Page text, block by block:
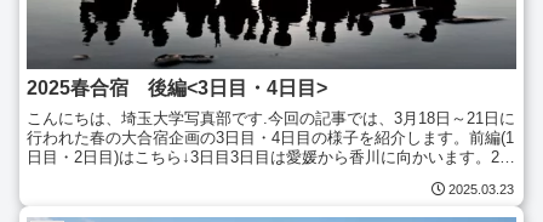
2025春合宿 後編<3日目・4日目>
こんにちは、埼玉大学写真部です.今回の記事では、3月18日～21日に
行われた春の大合宿企画の3日目・4日目の様子を紹介します。前編(1
日目・2日目)はこちら↓3日目3日目は愛媛から香川に向かいます。2日
2025.03.23